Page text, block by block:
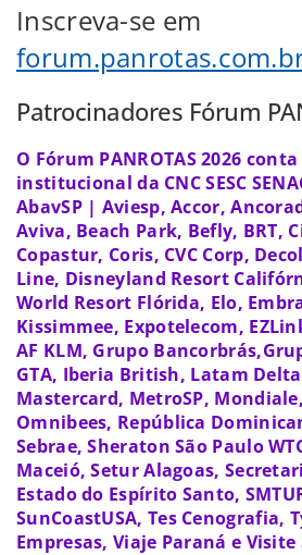
Inscreva-se em
Patrocinadores Fórum
O Fórum PANROTAS 2026
institucional da CNC SESC
AbavSP | Aviesp, Accor,
Aviva, Beach Park, Befly, BRT,
Copastur, Coris, CVC Corp,
Line, Disneyland Resort
World Resort Flórida, Elo,
Kissimmee, Expotelecom,
AF KLM, Grupo
GTA, Iberia British, Latam
Mastercard, MetroSP,
Omnibees, República
Sebrae, Sheraton São Paulo
Maceió, Setur Alagoas,
Estado do Espírito Santo,
SunCoastUSA, Tes Cenografia,
Empresas, Viaje Paraná e Visite